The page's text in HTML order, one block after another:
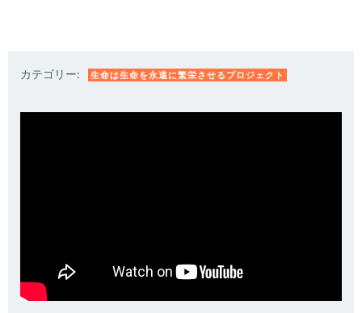
カテゴリー: 生命は生命を永遠に繁栄させるプロジェクト